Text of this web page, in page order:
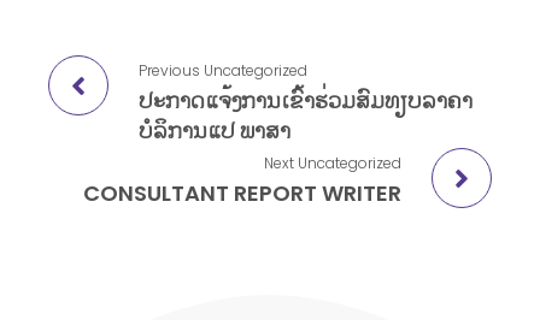
Previous Uncategorized
ປະກາດແຈ້ງການເຂົ້າຮ່ວມສົມທຽບລາຄາ
ບໍລິການແປ ພາສາ
Next Uncategorized
CONSULTANT REPORT WRITER